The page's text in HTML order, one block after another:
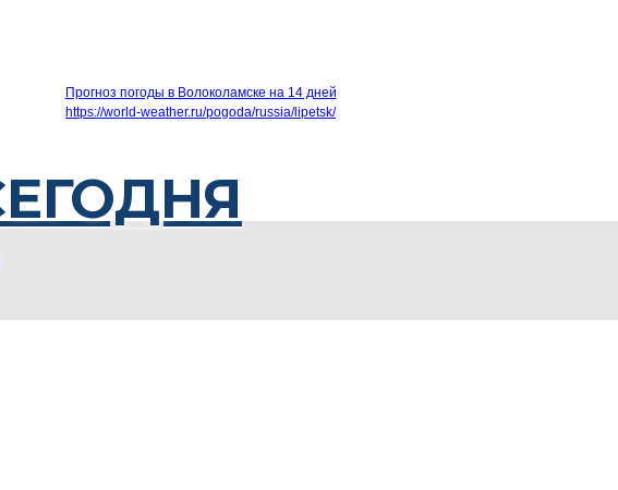
Прогноз погоды в Волоколамске на 14 дней
https://world-weather.ru/pogoda/russia/lipetsk/